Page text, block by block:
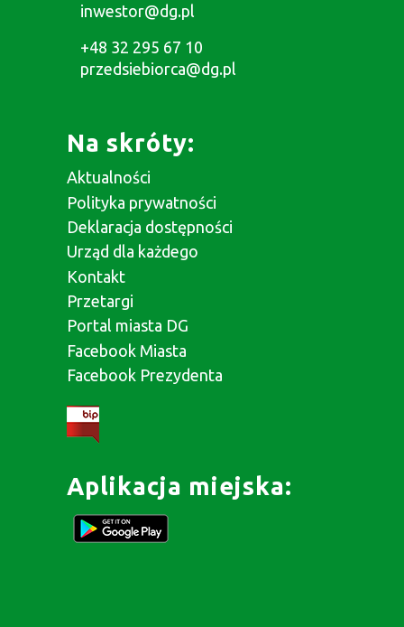
inwestor@dg.pl
+48 32 295 67 10
przedsiebiorca@dg.pl
Na skróty:
Aktualności
Polityka prywatności
Deklaracja dostępności
Urząd dla każdego
Kontakt
Przetargi
Portal miasta DG
Facebook Miasta
Facebook Prezydenta
Aplikacja miejska: